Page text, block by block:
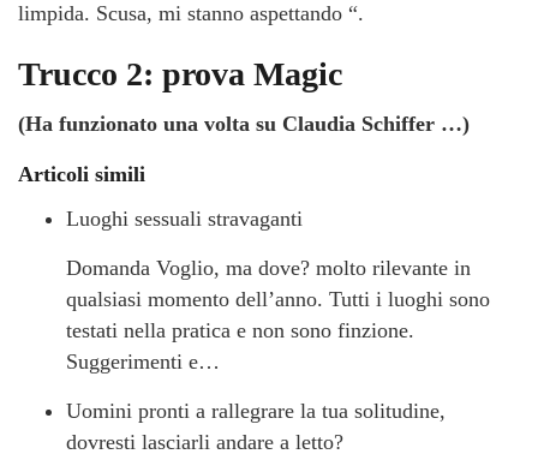
limpida. Scusa, mi stanno aspettando “.
Trucco 2: prova Magic
(Ha funzionato una volta su Claudia Schiffer …)
Articoli simili
Luoghi sessuali stravaganti
Domanda Voglio, ma dove? molto rilevante in
qualsiasi momento dell’anno. Tutti i luoghi sono
testati nella pratica e non sono finzione.
Suggerimenti e…
Uomini pronti a rallegrare la tua solitudine,
dovresti lasciarli andare a letto?